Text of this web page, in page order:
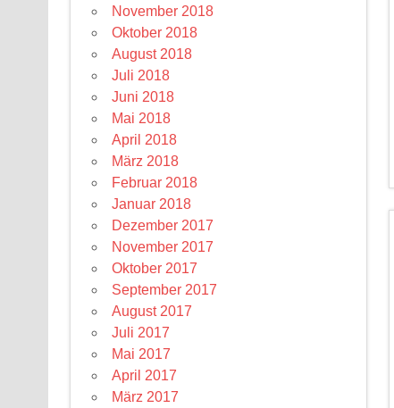
November 2018
Oktober 2018
August 2018
Juli 2018
Juni 2018
Mai 2018
April 2018
März 2018
Februar 2018
Januar 2018
Dezember 2017
November 2017
Oktober 2017
September 2017
August 2017
Juli 2017
Mai 2017
April 2017
März 2017